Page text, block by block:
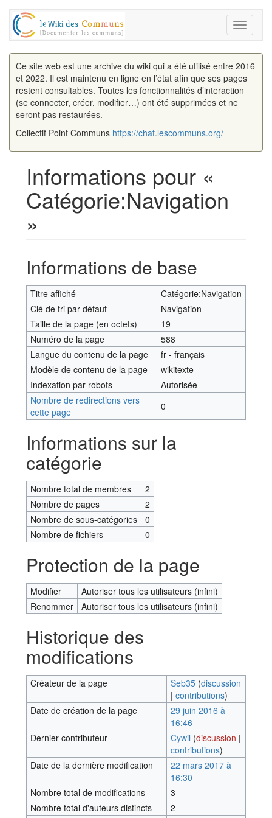
Toggle
Ce site web est une archive du wiki qui a été utilisé entre 2016
et 2022. Il est maintenu en ligne en l’état afin que ses pages
restent consultables. Toutes les fonctionnalités d’interaction
(se connecter, créer, modifier…) ont été supprimées et ne
seront pas restaurées.
Collectif Point Communs https://chat.lescommuns.org/
Informations pour «
Catégorie:Navigation
»
Informations de base
Titre affiché
Catégorie:Navigation
Clé de tri par défaut
Navigation
Taille de la page (en octets)
19
Numéro de la page
588
Langue du contenu de la page
fr - français
Modèle de contenu de la page
wikitexte
Indexation par robots
Autorisée
Nombre de redirections vers
cette page
0
Informations sur la
catégorie
Nombre total de membres
2
Nombre de pages
2
Nombre de sous-catégories
0
Nombre de fichiers
0
Protection de la page
Modifier
Autoriser tous les utilisateurs (infini)
Renommer
Autoriser tous les utilisateurs (infini)
Historique des
modifications
Créateur de la page Seb35 (discussion
| contributions)
Date de création de la page
29 juin 2016 à
16:46
Dernier contributeur
Cywil (discussion |
contributions)
Date de la dernière modification
22 mars 2017 à
16:30
Nombre total de modifications
3
Nombre total d'auteurs distincts
2